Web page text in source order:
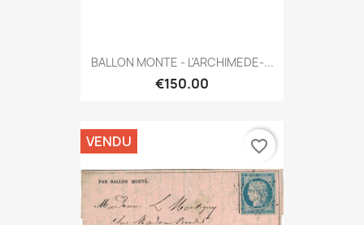
BALLON MONTE - L'ARCHIMEDE-...
€150.00
VENDU favorite_border